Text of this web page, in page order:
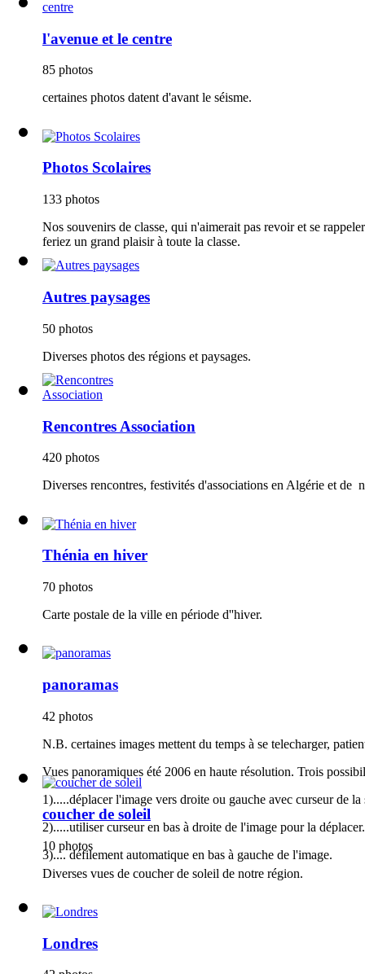
l'avenue et le centre
85 photos
certaines photos datent d'avant le séisme.
Photos Scolaires
133 photos
Nos souvenirs de classe, qui n'aimerait pas revoir et se
feriez un grand plaisir à toute la classe.
Autres paysages
50 photos
Diverses photos des régions et paysages.
Rencontres Association
420 photos
Diverses rencontres, festivités d'associations en Algérie et de
Thénia en hiver
70 photos
Carte postale de la ville en période d''hiver.
panoramas
42 photos
N.B. certaines images mettent du temps à se telecharger,
Vues panoramiques été 2006 en haute résolution. Trois
1).....déplacer l'image vers droite ou gauche avec curseur de
2).....utiliser curseur en bas à droite de l'image pour la déplacer.
3).... défilement automatique en bas à gauche de l'image.
coucher de soleil
10 photos
Diverses vues de coucher de soleil de notre région.
Londres